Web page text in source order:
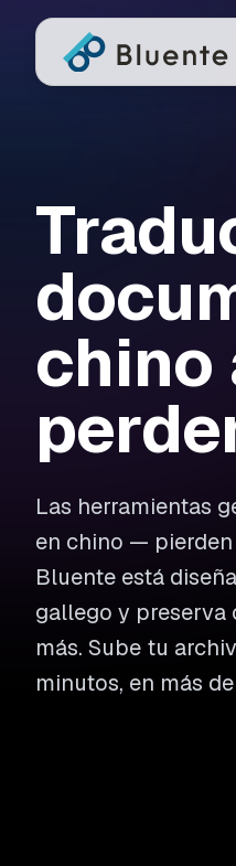
chino
Las herramientas
en chino —
Bluente está
gallego y preserva
más. Sube tu
minutos, en más